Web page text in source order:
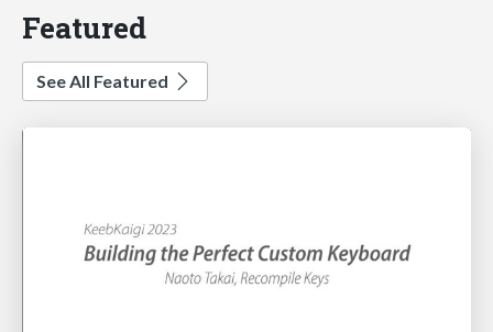
Featured
See All Featured